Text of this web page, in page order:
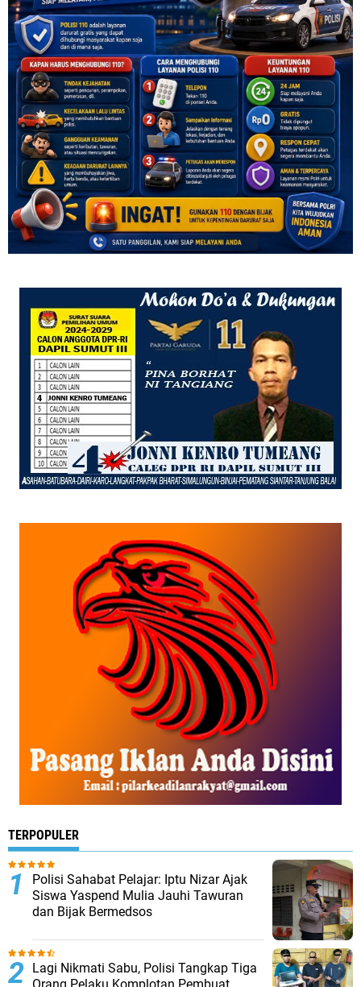
TERPOPULER
Polisi Sahabat Pelajar: Iptu Nizar Ajak
Siswa Yaspend Mulia Jauhi Tawuran
dan Bijak Bermedsos
Lagi Nikmati Sabu, Polisi Tangkap Tiga